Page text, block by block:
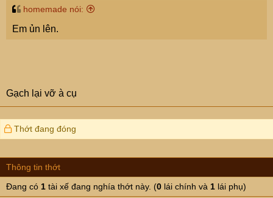
homemade nói:
Em ủn lên.
Gạch lại vỡ à cụ
Thớt đang đóng
Thông tin thớt
Đang có 1 tài xế đang nghía thớt này. (0 lái chính và 1 lái phụ)